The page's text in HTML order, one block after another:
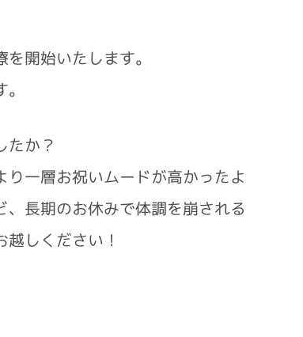
開始いたします。
たか？
一層お祝いムードが高かったよ
長期のお休みで体調を崩される
しください！